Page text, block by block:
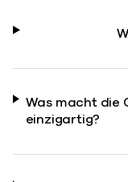
Was macht die
einzigartig?